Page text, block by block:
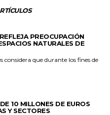
PREOCUPACIÓN
NATURALES DE
considera que durante los fines de
10 MILLONES DE EUROS
Y SECTORES